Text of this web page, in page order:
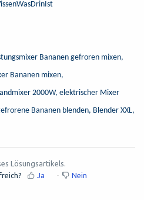
Bananen gefroren mixen,
Bananen mixen,
2000W, elektrischer Mixer
Bananen blenden, Blender XXL,
Lösungsartikels.
Ja Nein